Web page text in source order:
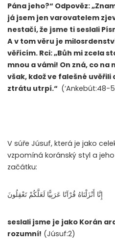
Pána jeho?“ Odpověz:
já jsem jen varovatelem
nestačí, že jsme ti seslali
A v tom věru je
věřícím. Rci: „Bůh mi zcela
mnou a vámi! On zná, co na
však, kdož ve falešné uvěřili
ztrátu utrpí.“ (‘Ankebút:48-
V súře Júsuf, která je jako
vzpomíná koránský styl a
začátku:
إِنَّا أَنْزَلْنَاهُ قُرْآنًا عَرَبِيًّا لَعَلَّكُمْ تَعْقِلُونَ
seslali jsme je jako Korán
rozumní! (Júsuf:2)